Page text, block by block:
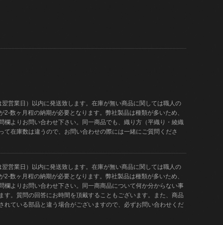
営業日）以内に発送致します。在庫が無い商品に関しては職人の
数ヶ月程の納期が必要となります。弊社製品は種類が多いため、
欄よりお問い合わせ下さい。同一商品でも、織り方（平織り・綾織
在庫数は違うので、お問い合わせの際には一緒にご質問くださ
営業日）以内に発送致します。在庫が無い商品に関しては職人の
数ヶ月程の納期が必要となります。弊社製品は種類が多いため、
欄よりお問い合わせ下さい。同一商商品について何か分からない事
す。質問の回答にお時間を頂戴することもございます。また、商品
れている部品と違う場合がございますので、必ずお問い合わせくだ